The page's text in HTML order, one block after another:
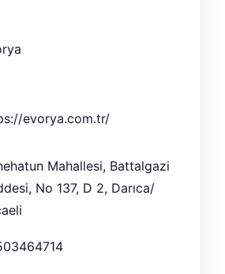
evorya.com.tr/
Mahallesi, Battalgazi
No 137, D 2, Darıca/